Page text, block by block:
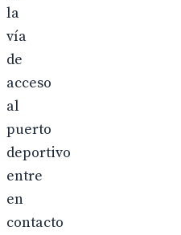
la
vía
de
acceso
al
puerto
deportivo
entre
en
contacto